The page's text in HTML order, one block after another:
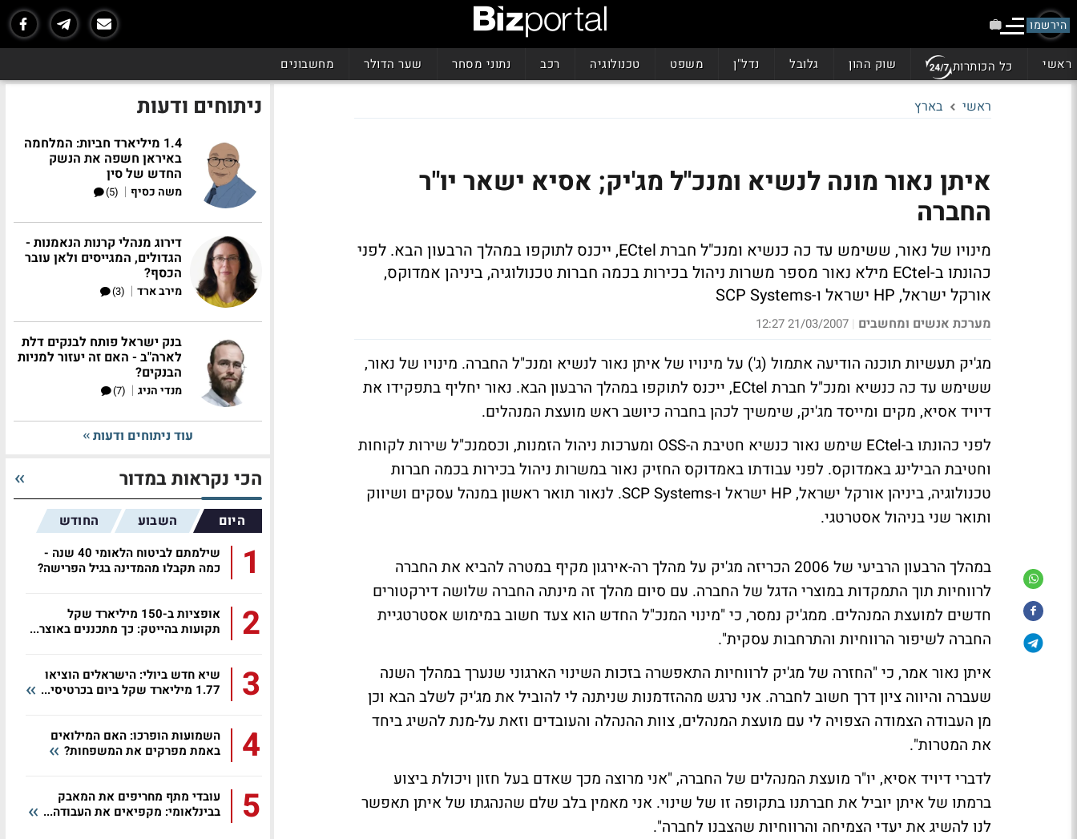
הירשמו
ראשי כל הכותרות שוק ההון גלובל נדל"ן משפט טכנולוגיה רכב נתוני מסחר שער הדולר מחשבונים
ראשי בארץ
איתן נאור מונה לנשיא ומנכ"ל מג'יק; אסיא ישאר יו"ר
החברה
מינויו של נאור, ששימש עד כה כנשיא ומנכ"ל חברת ECtel, ייכנס לתוקפו במהלך הרבעון הבא. לפני
כהונתו ב-ECtel מילא נאור מספר משרות ניהול בכירות בכמה חברות טכנולוגיה, ביניהן אמדוקס,
אורקל ישראל, HP ישראל ו-SCP Systems
מערכת אנשים ומחשבים |
21/03/2007 12:27
מג'יק תעשיות תוכנה הודיעה אתמול (ג') על מינויו של איתן נאור לנשיא ומנכ"ל החברה. מינויו של נאור,
ששימש עד כה כנשיא ומנכ"ל חברת ECtel, ייכנס לתוקפו במהלך הרבעון הבא. נאור יחליף בתפקידו את
דיויד אסיא, מקים ומייסד מג'יק, שימשיך לכהן בחברה כיושב ראש מועצת המנהלים.
לפני כהונתו ב-ECtel שימש נאור כנשיא חטיבת ה-OSS ומערכות ניהול הזמנות, וכסמנכ"ל שירות לקוחות
וחטיבת הבילינג באמדוקס. לפני עבודתו באמדוקס החזיק נאור במשרות ניהול בכירות בכמה חברות
טכנולוגיה, ביניהן אורקל ישראל, HP ישראל ו-SCP Systems. לנאור תואר ראשון במנהל עסקים ושיווק
ותואר שני בניהול אסטרטגי.
במהלך הרבעון הרביעי של 2006 הכריזה מג'יק על מהלך רה-אירגון מקיף במטרה להביא את החברה
לרווחיות תוך התמקדות במוצרי הדגל של החברה. עם סיום מהלך זה מינתה החברה שלושה דירקטורים
חדשים למועצת המנהלים. ממג'יק נמסר, כי "מינוי המנכ"ל החדש הוא צעד חשוב במימוש אסטרטגיית
החברה לשיפור הרווחיות והתרחבות עסקית".
איתן נאור אמר, כי "החזרה של מג'יק לרווחיות התאפשרה בזכות השינוי הארגוני שנערך במהלך השנה
שעברה והיווה ציון דרך חשוב לחברה. אני נרגש מההזדמנות שניתנה לי להוביל את מג'יק לשלב הבא וכן
מן העבודה הצמודה הצפויה לי עם מועצת המנהלים, צוות ההנהלה והעובדים וזאת על-מנת להשיג ביחד
את המטרות".
לדברי דיויד אסיא, יו"ר מועצת המנהלים של החברה, "אני מרוצה מכך שאדם בעל חזון ויכולת ביצוע
ברמתו של איתן יוביל את חברתנו בתקופה זו של שינוי. אני מאמין בלב שלם שהנהגתו של איתן תאפשר
לנו להשיג את יעדי הצמיחה והרווחיות שהצבנו לחברה".
ניתוחים ודעות
1.4 מיליארד חביות: המלחמה
באיראן חשפה את הנשק
החדש של סין
משה כסיף |
(5)
דירוג מנהלי קרנות הנאמנות -
הגדולים, המגייסים ולאן עובר
הכסף?
מירב ארד |
(3)
בנק ישראל פותח לבנקים דלת
לארה"ב - האם זה יעזור למניות
הבנקים?
מנדי הניג |
(7)
עוד ניתוחים ודעות
הכי נקראות במדור
היום השבוע החודש
1
שילמתם לביטוח הלאומי 40 שנה -
כמה תקבלו מהמדינה בגיל הפרישה?
2
אופציות ב-150 מיליארד שקל
תקועות בהייטק: כך מתכננים באוצר...
3
שיא חדש ביולי: הישראלים הוציאו
1.77 מיליארד שקל ביום בכרטיסי...
4
השמועות הופרכו: האם המילואים
באמת מפרקים את המשפחות?
5
עובדי מתף מחריפים את המאבק
בבינלאומי: מקפיאים את העבודה...